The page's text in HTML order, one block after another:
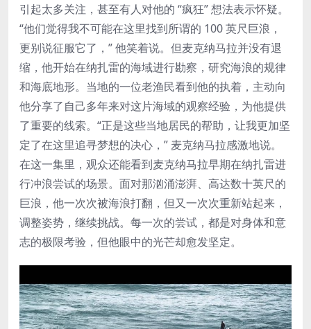
引起太多关注，甚至有人对他的 “疯狂” 想法表示怀疑。
“他们觉得我不可能在这里找到所谓的 100 英尺巨浪，
更别说征服它了，” 他笑着说。但麦克纳马拉并没有退
缩，他开始在纳扎雷的海域进行勘察，研究海浪的规律
和海底地形。当地的一位老渔民看到他的执着，主动向
他分享了自己多年来对这片海域的观察经验，为他提供
了重要的线索。“正是这些当地居民的帮助，让我更加坚
定了在这里追寻梦想的决心，” 麦克纳马拉感激地说。
在这一集里，观众还能看到麦克纳马拉早期在纳扎雷进
行冲浪尝试的场景。面对那汹涌澎湃、高达数十英尺的
巨浪，他一次次被海浪打翻，但又一次次重新站起来，
调整姿势，继续挑战。每一次的尝试，都是对身体和意
志的极限考验，但他眼中的光芒却愈发坚定。